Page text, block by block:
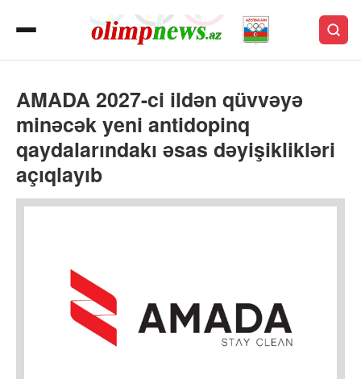
AMADA 2027-ci ildən qüvvəyə
minəcək yeni antidopinq
qaydalarındakı əsas dəyişiklikləri
açıqlayıb